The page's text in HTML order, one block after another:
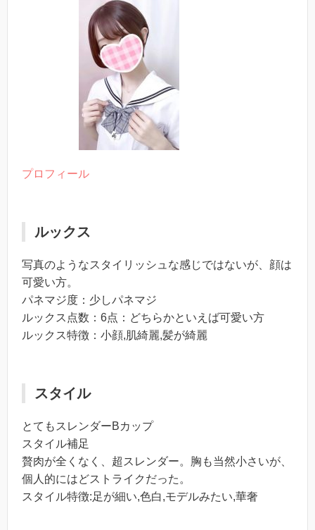
プロフィール
ルックス
写真のようなスタイリッシュな感じではないが、顔は
可愛い方。
パネマジ度：少しパネマジ
ルックス点数：6点：どちらかといえば可愛い方
ルックス特徴：小顔,肌綺麗,髪が綺麗
スタイル
とてもスレンダーBカップ
スタイル補足
贅肉が全くなく、超スレンダー。胸も当然小さいが、
個人的にはどストライクだった。
スタイル特徴:足が細い,色白,モデルみたい,華奢